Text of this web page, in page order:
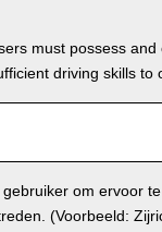
must possess
driving skills to
om ervoor
(Voorbeeld: